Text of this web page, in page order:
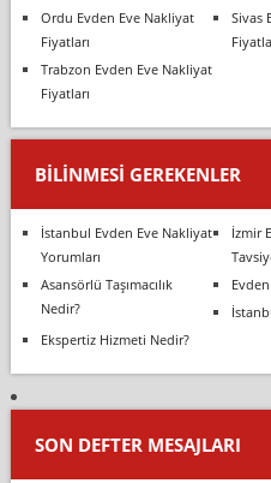
Ordu Evden Eve Nakliyat
Fiyatları
Sivas
Trabzon Evden Eve Nakliyat
Fiyatları
BILINMESI GEREKENLER
İstanbul Evden Eve Nakliyat
Yorumları
İzmir
Asansörlü Taşımacılık
Nedir?
Ekspertiz Hizmeti Nedir?
SON DEFTER MESAJLARI